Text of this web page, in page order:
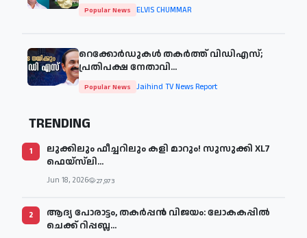
Popular News ELVIS CHUMMAR
റെക്കോർഡുകൾ തകർത്ത് വിഡിഎസ്;
പ്രതിപക്ഷ നേതാവി...
Popular News Jaihind TV News Report
TRENDING
1
ലുക്കിലും ഫീച്ചറിലും കളി മാറും! സുസുക്കി XL7
ഫെയ്‌സ്‌ലി...
Jun 18, 2026 27,973
2
ആദ്യ പോരാട്ടം, തകർപ്പൻ വിജയം: ലോകകപ്പിൽ
ചെക്ക് റിപ്പബ്ല...